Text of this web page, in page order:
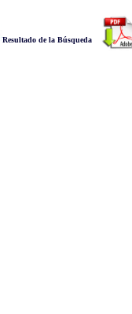
Resultado de la Búsqueda